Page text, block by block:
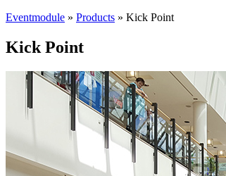
Eventmodule » Products » Kick Point
Kick Point